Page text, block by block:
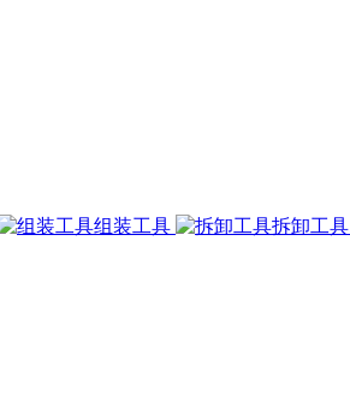
组装工具 拆卸工具